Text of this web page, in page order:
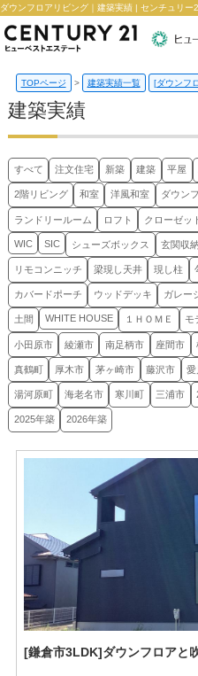
ダウンフロアリビング｜建築実績 | センチュリー
TOPページ > 建築実績一覧 [ダウンフ
建築実績
すべて 注文住宅 新築 建築 平屋
2階リビング 和室 洋風和室 ダウン
ランドリールーム ロフト クローゼッ
WIC SIC シューズボックス 玄関収
リモコンニッチ 梁現し天井 現し柱
カバードポーチ ウッドデッキ ガレー
土間 WHITE HOUSE １ＨＯＭＥ モ
小田原市 綾瀬市 南足柄市 座間市
真鶴町 厚木市 茅ヶ崎市 藤沢市 愛
湯河原町 海老名市 寒川町 三浦市
2025年築 2026年築
[鎌倉市3LDK]ダウンフロアと